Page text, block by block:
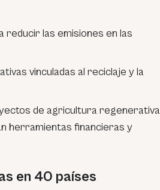
reducir las emisiones en las
vinculadas al reciclaje y la
de agricultura regenerativa
herramientas financieras y
en 40 países